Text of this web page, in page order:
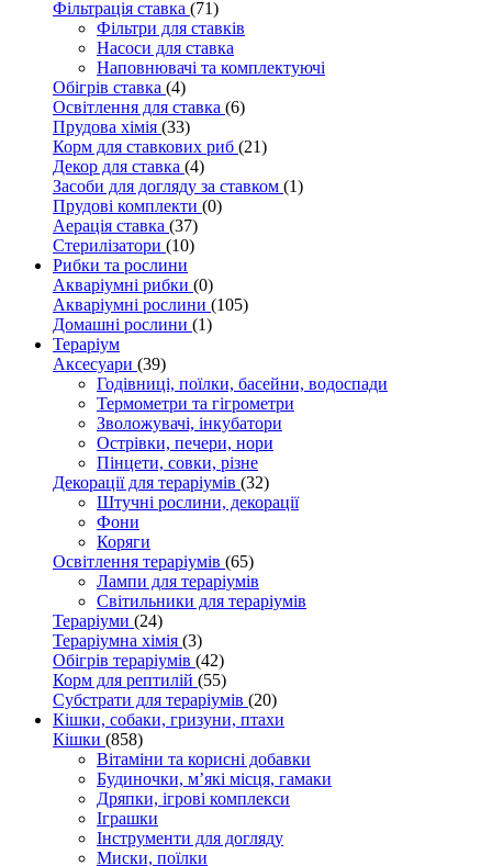
Фільтрація ставка (71)
Фільтри для ставків
Насоси для ставка
Наповнювачі та комплектуючі
Обігрів ставка (4)
Освітлення для ставка (6)
Прудова хімія (33)
Корм для ставкових риб (21)
Декор для ставка (4)
Засоби для догляду за ставком (1)
Прудові комплекти (0)
Аерація ставка (37)
Стерилізатори (10)
Рибки та рослини
Акваріумні рибки (0)
Акваріумні рослини (105)
Домашні рослини (1)
Тераріум
Аксесуари (39)
Годівниці, поїлки, басейни, водоспади
Термометри та гігрометри
Зволожувачі, інкубатори
Острівки, печери, нори
Пінцети, совки, різне
Декорації для тераріумів (32)
Штучні рослини, декорації
Фони
Коряги
Освітлення тераріумів (65)
Лампи для тераріумів
Світильники для тераріумів
Тераріуми (24)
Тераріумна хімія (3)
Обігрів тераріумів (42)
Корм для рептилій (55)
Субстрати для тераріумів (20)
Кішки, собаки, гризуни, птахи
Кішки (858)
Вітаміни та корисні добавки
Будиночки, м’які місця, гамаки
Дряпки, ігрові комплекси
Іграшки
Інструменти для догляду
Миски, поїлки